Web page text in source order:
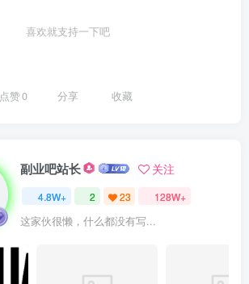
喜欢就支持一下吧
点赞0 分享 收藏
副业吧站长 关注
4.8W+ 2 23 128W+
这家伙很懒，什么都没有写...